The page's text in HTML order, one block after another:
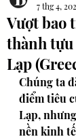
Vượt bao
thành
Lạp
7 thg 4,
Chúng ta
điểm tiêu
Lạp,
nền kinh